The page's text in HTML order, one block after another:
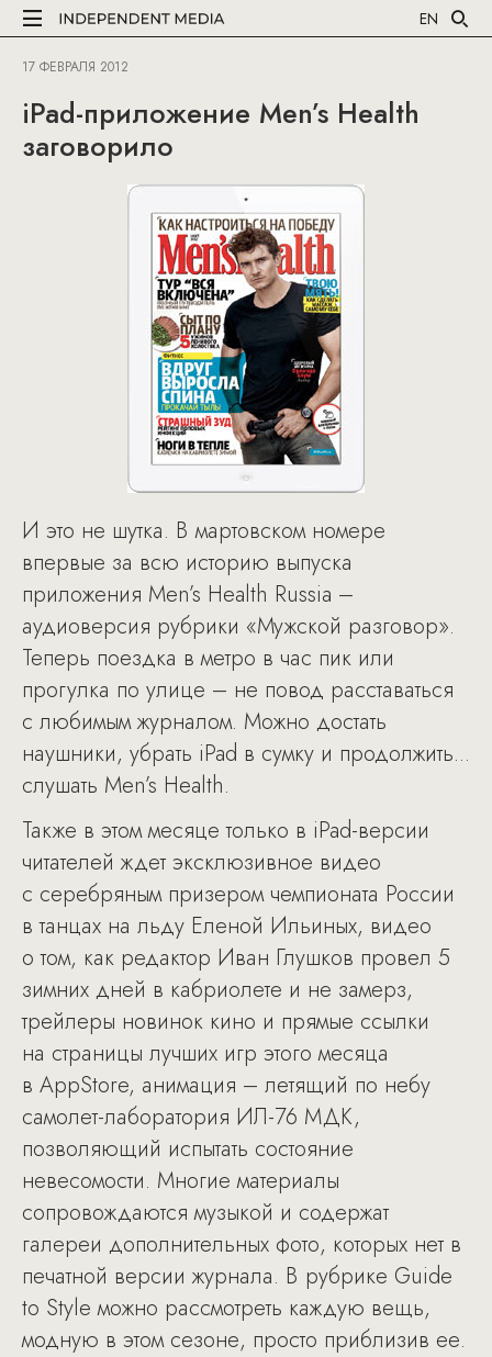
EN
17 ФЕВРАЛЯ 2012
iPad-приложение Men’s Health
заговорило
И это не шутка. В мартовском номере
впервые за всю историю выпуска
приложения Men’s Health Russia –
аудиоверсия рубрики «Мужской разговор».
Теперь поездка в метро в час пик или
прогулка по улице – не повод расставаться
с любимым журналом. Можно достать
наушники, убрать iPad в сумку и продолжить...
слушать Men’s Health.
Также в этом месяце только в iPad-версии
читателей ждет эксклюзивное видео
с серебряным призером чемпионата России
в танцах на льду Еленой Ильиных, видео
о том, как редактор Иван Глушков провел 5
зимних дней в кабриолете и не замерз,
трейлеры новинок кино и прямые ссылки
на страницы лучших игр этого месяца
в AppStore, анимация – летящий по небу
самолет-лаборатория ИЛ-76 МДК,
позволяющий испытать состояние
невесомости. Многие материалы
сопровождаются музыкой и содержат
галереи дополнительных фото, которых нет в
печатной версии журнала. В рубрике Guide
to Style можно рассмотреть каждую вещь,
модную в этом сезоне, просто приблизив ее.